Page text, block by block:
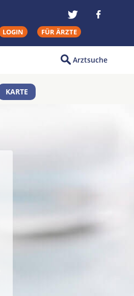
LOGIN FÜR ÄRZTE
Arztsuche
KARTE